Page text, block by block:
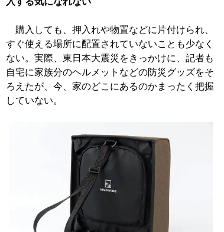
購入しても、押入れや物置などに片付けられ、
すぐ使える場所に配置されていないことも少なく
ない。実際、東日本大震災をきっかけに、記者も
自宅に家族分のヘルメットなどの防災グッズをそ
ろえたが、今、家のどこにあるのかまったく把握
していない。